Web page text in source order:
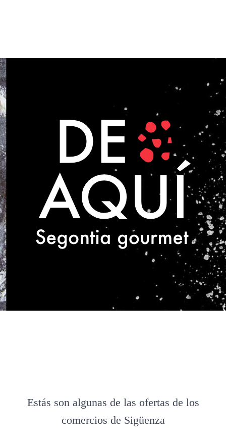
Estás son algunas de las ofertas de los
comercios de Sigüenza